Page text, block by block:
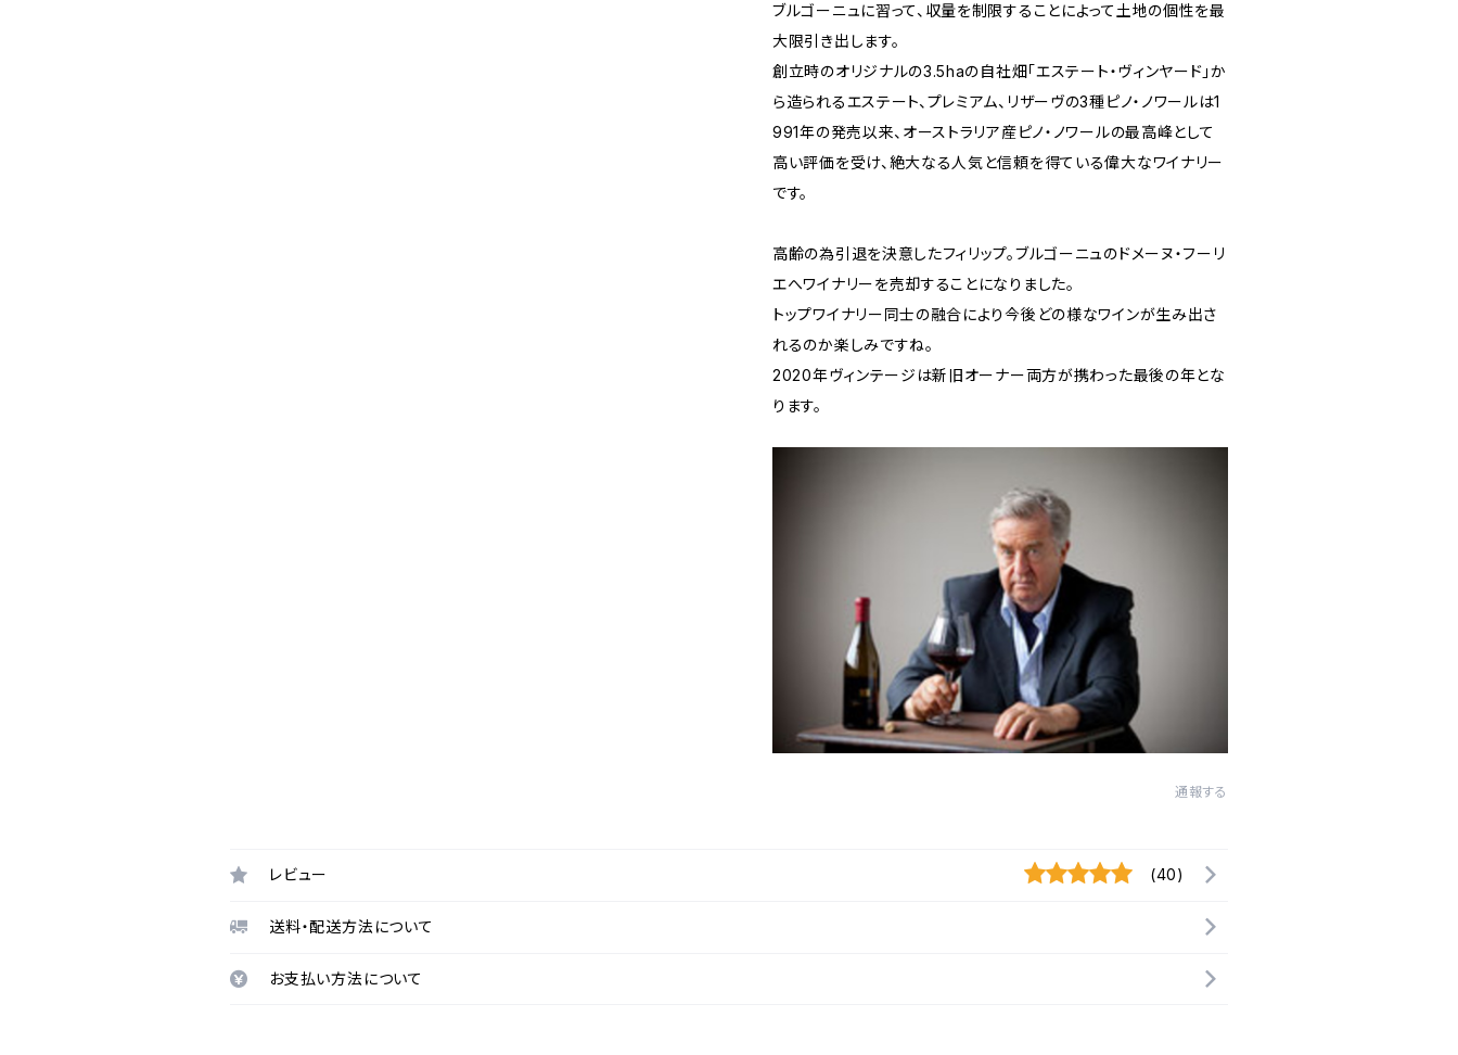
ブルゴーニュに習って、収量を制限することによって土地の個性を最
大限引き出します。
創立時のオリジナルの3.5haの自社畑「エステート・ヴィンヤード」か
ら造られるエステート、プレミアム、リザーヴの3種ピノ・ノワールは1
991年の発売以来、オーストラリア産ピノ・ノワールの最高峰として
高い評価を受け、絶大なる人気と信頼を得ている偉大なワイナリー
です。
高齢の為引退を決意したフィリップ。ブルゴーニュのドメーヌ・フーリ
エへワイナリーを売却することになりました。
トップワイナリー同士の融合により今後どの様なワインが生み出さ
れるのか楽しみですね。
2020年ヴィンテージは新旧オーナー両方が携わった最後の年とな
ります。
通報する
レビュー (40)
送料・配送方法について
お支払い方法について